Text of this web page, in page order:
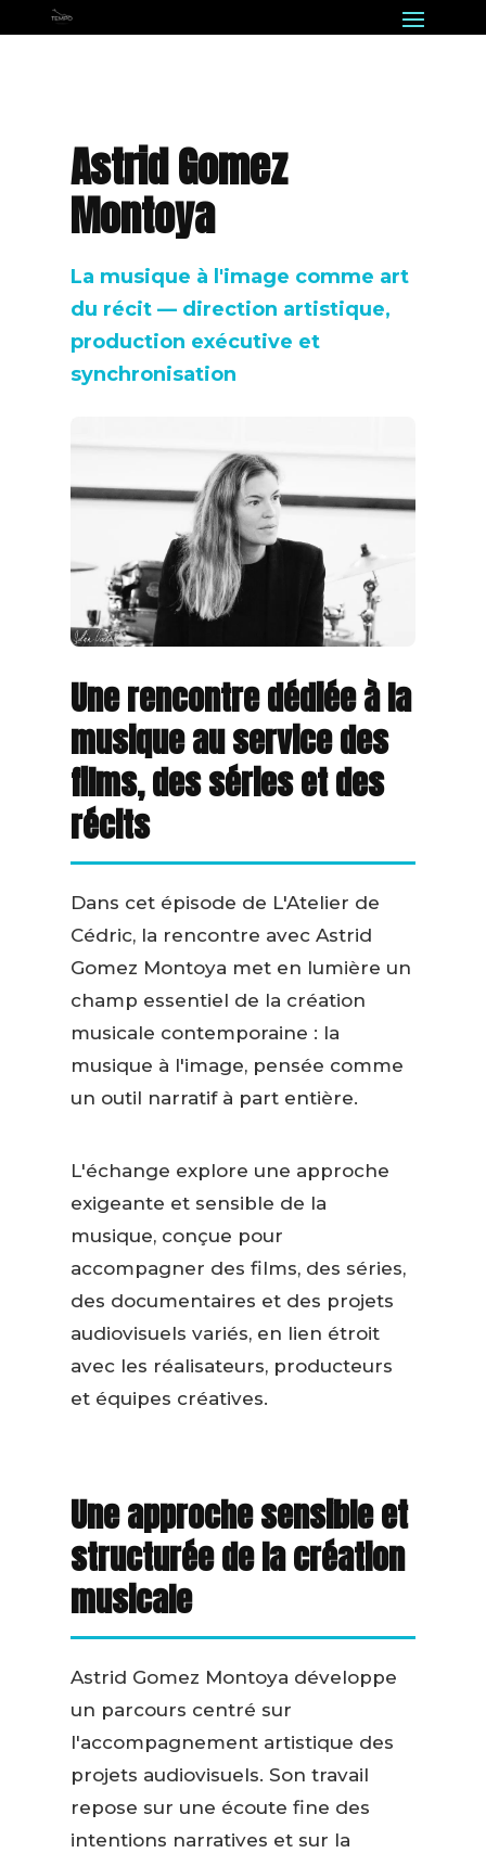
Astrid Gomez
Montoya
La musique à l'image comme art
du récit — direction artistique,
production exécutive et
synchronisation
Une rencontre dédiée à la
musique au service des
films, des séries et des
récits
Dans cet épisode de L'Atelier de
Cédric, la rencontre avec Astrid
Gomez Montoya met en lumière un
champ essentiel de la création
musicale contemporaine : la
musique à l'image, pensée comme
un outil narratif à part entière.
L'échange explore une approche
exigeante et sensible de la
musique, conçue pour
accompagner des films, des séries,
des documentaires et des projets
audiovisuels variés, en lien étroit
avec les réalisateurs, producteurs
et équipes créatives.
Une approche sensible et
structurée de la création
musicale
Astrid Gomez Montoya développe
un parcours centré sur
l'accompagnement artistique des
projets audiovisuels. Son travail
repose sur une écoute fine des
intentions narratives et sur la